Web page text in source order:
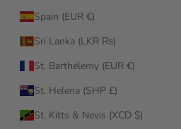
Spain (EUR €)
Sri Lanka (LKR ₨)
St. Barthélemy (EUR €)
St. Helena (SHP £)
St. Kitts & Nevis (XCD $)